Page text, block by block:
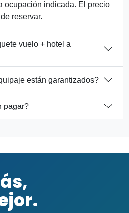
ocupación indicada. El precio
reservar.
vuelo + hotel a
están garantizados?
pagar?